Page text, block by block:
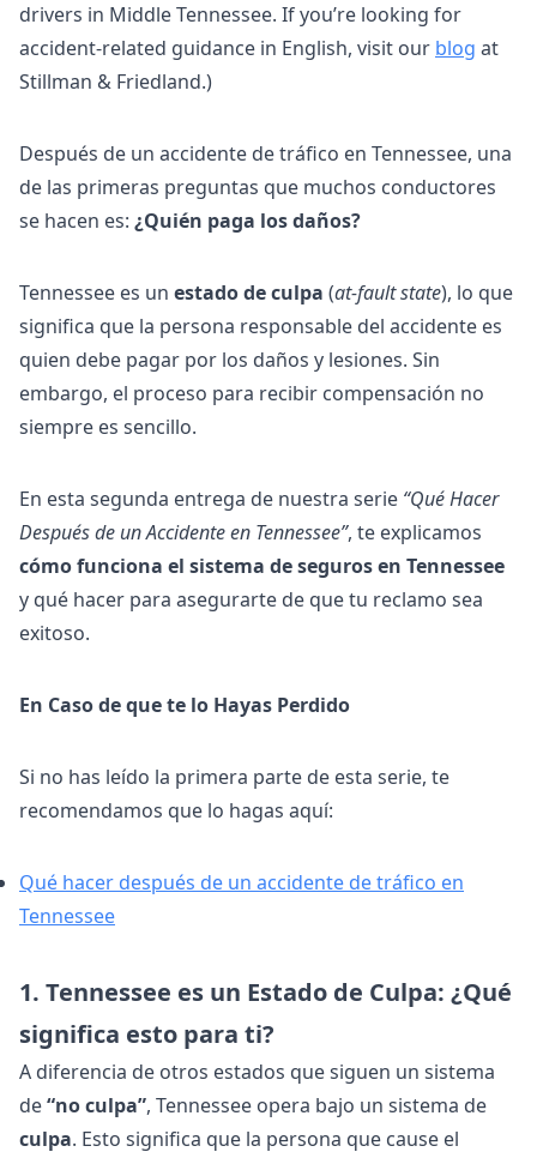
drivers in Middle Tennessee. If you’re looking for
accident-related guidance in English, visit our blog at
Stillman & Friedland.)
Después de un accidente de tráfico en Tennessee, una
de las primeras preguntas que muchos conductores
se hacen es: ¿Quién paga los daños?
Tennessee es un estado de culpa (at-fault state), lo que
significa que la persona responsable del accidente es
quien debe pagar por los daños y lesiones. Sin
embargo, el proceso para recibir compensación no
siempre es sencillo.
En esta segunda entrega de nuestra serie “Qué Hacer
Después de un Accidente en Tennessee”, te explicamos
cómo funciona el sistema de seguros en Tennessee
y qué hacer para asegurarte de que tu reclamo sea
exitoso.
En Caso de que te lo Hayas Perdido
Si no has leído la primera parte de esta serie, te
recomendamos que lo hagas aquí:
Qué hacer después de un accidente de tráfico en
Tennessee
1. Tennessee es un Estado de Culpa: ¿Qué
significa esto para ti?
A diferencia de otros estados que siguen un sistema
de“no culpa”, Tennessee opera bajo un sistema de
culpa. Esto significa que la persona que cause el